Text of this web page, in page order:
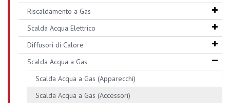
Riscaldamento a Gas
Scalda Acqua Elettrico
Diffusori di Calore
Scalda Acqua a Gas
Scalda Acqua a Gas (Apparecchi)
Scalda Acqua a Gas (Accessori)